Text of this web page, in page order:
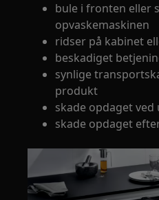
bule i fronten eller
opvaskemaskinen
ridser på kabinet
beskadiget
synlige
produkt
skade opdaget ved
skade opdaget